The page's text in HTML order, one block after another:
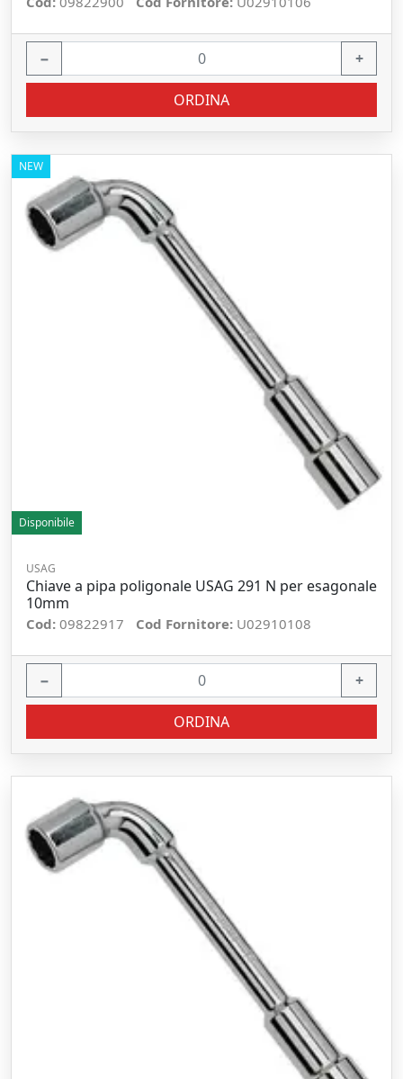
− +
ORDINA
Disponibile
NEW
USAG
Chiave a pipa poligonale USAG 291 N per esagonale
10mm
Cod: 09822917 Cod Fornitore: U02910108
− +
ORDINA